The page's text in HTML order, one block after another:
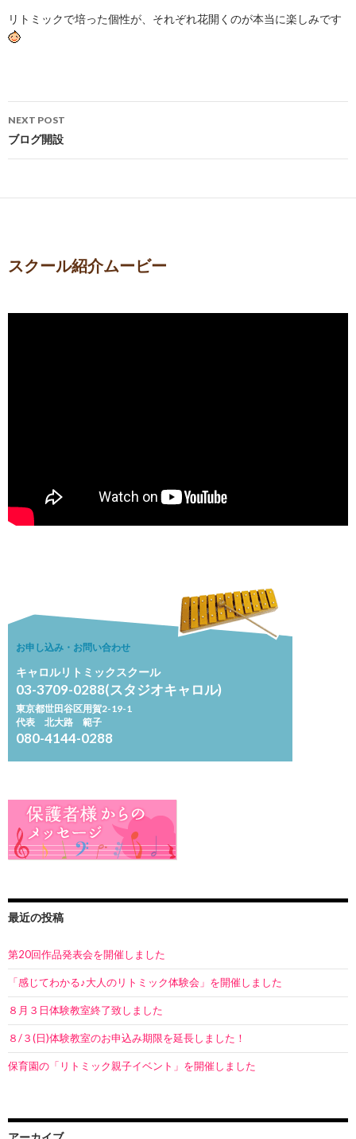
リトミックで培った個性が、それぞれ花開くのが本当に楽しみです
Post
navigation
NEXT POST
ブログ開設
スクール紹介ムービー
お申し込み・お問い合わせ
キャロルリトミックスクール
03-3709-0288(スタジオキャロル)
東京都世田谷区用賀2-19-1
代表 北大路 範子
080-4144-0288
最近の投稿
第20回作品発表会を開催しました
「感じてわかる♪大人のリトミック体験会」を開催しました
８月３日体験教室終了致しました
８/３(日)体験教室のお申込み期限を延長しました！
保育園の「リトミック親子イベント」を開催しました